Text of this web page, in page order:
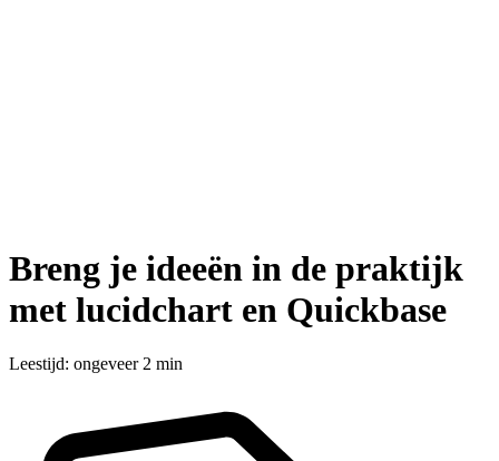
Breng je ideeën in de praktijk
met lucidchart en Quickbase
Leestijd: ongeveer 2 min